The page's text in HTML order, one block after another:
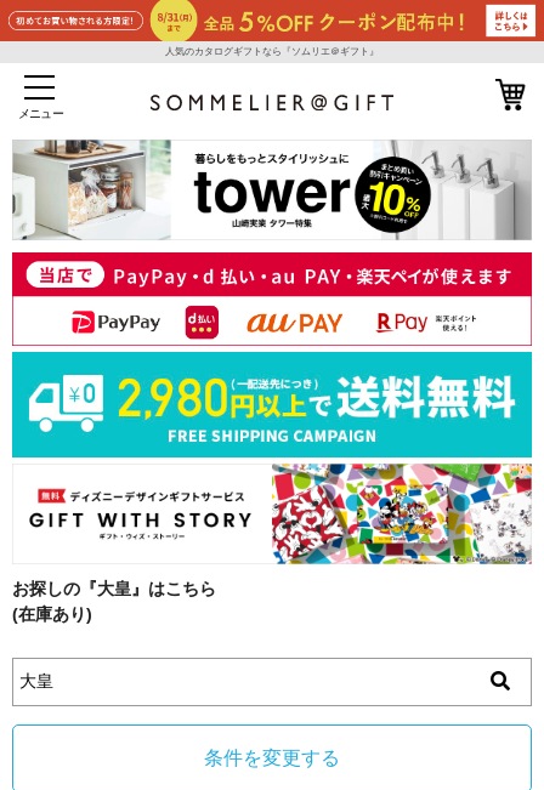
人気のカタログギフトなら『ソムリエ＠ギフト』
メニュー
お探しの『大皇』はこちら
(在庫あり)
条件を変更する